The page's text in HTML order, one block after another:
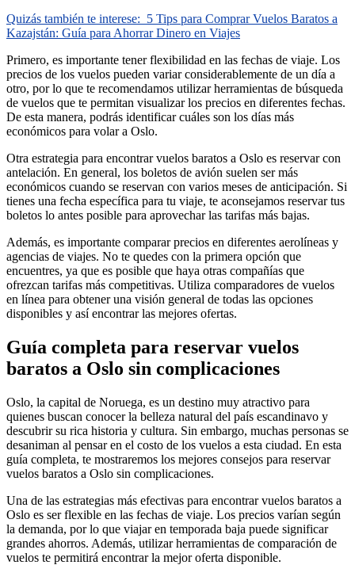
Quizás también te interese: 5 Tips para Comprar Vuelos Baratos a
Kazajstán: Guía para Ahorrar Dinero en Viajes
Primero, es importante tener flexibilidad en las fechas de viaje. Los
precios de los vuelos pueden variar considerablemente de un día a
otro, por lo que te recomendamos utilizar herramientas de búsqueda
de vuelos que te permitan visualizar los precios en diferentes fechas.
De esta manera, podrás identificar cuáles son los días más
económicos para volar a Oslo.
Otra estrategia para encontrar vuelos baratos a Oslo es reservar con
antelación. En general, los boletos de avión suelen ser más
económicos cuando se reservan con varios meses de anticipación. Si
tienes una fecha específica para tu viaje, te aconsejamos reservar tus
boletos lo antes posible para aprovechar las tarifas más bajas.
Además, es importante comparar precios en diferentes aerolíneas y
agencias de viajes. No te quedes con la primera opción que
encuentres, ya que es posible que haya otras compañías que
ofrezcan tarifas más competitivas. Utiliza comparadores de vuelos
en línea para obtener una visión general de todas las opciones
disponibles y así encontrar las mejores ofertas.
Guía completa para reservar vuelos
baratos a Oslo sin complicaciones
Oslo, la capital de Noruega, es un destino muy atractivo para
quienes buscan conocer la belleza natural del país escandinavo y
descubrir su rica historia y cultura. Sin embargo, muchas personas se
desaniman al pensar en el costo de los vuelos a esta ciudad. En esta
guía completa, te mostraremos los mejores consejos para reservar
vuelos baratos a Oslo sin complicaciones.
Una de las estrategias más efectivas para encontrar vuelos baratos a
Oslo es ser flexible en las fechas de viaje. Los precios varían según
la demanda, por lo que viajar en temporada baja puede significar
grandes ahorros. Además, utilizar herramientas de comparación de
vuelos te permitirá encontrar la mejor oferta disponible.